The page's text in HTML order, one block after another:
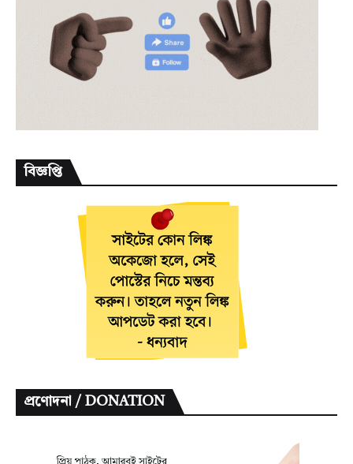
বিজ্ঞপ্তি
প্রণোদনা / DONATION